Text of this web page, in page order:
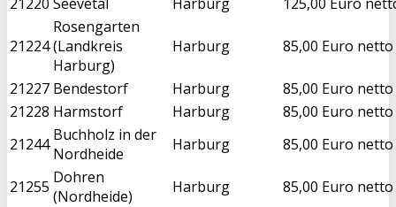
21224
Rosengarten
(Landkreis
Harburg)
Harburg 85,00 Euro netto
21227 Bendestorf Harburg
85,00 Euro netto
21228 Harmstorf Harburg
85,00 Euro netto
21244 Buchholz in der
Nordheide
Harburg 85,00 Euro netto
21255 Dohren
(Nordheide)
Harburg
85,00 Euro netto